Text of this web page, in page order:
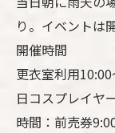
り。イベントは
開催時間
更衣室利用
日コスプレイヤ
時間：前売券